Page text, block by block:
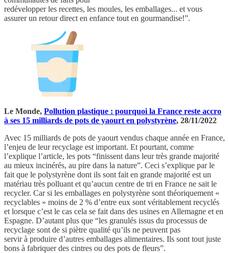
redévelopper les recettes, les moules, les emballages... et vous
assurer un retour direct en enfance tout en gourmandise!”.
Le Monde, Pollution plastique : pourquoi la France reste accro
à ses 15 milliards de pots de yaourt en polystyrène, 28/11/2022
Avec 15 milliards de pots de yaourt vendus chaque année en France,
l’enjeu de leur recyclage est important. Et pourtant, comme
l’explique l’article, les pots “finissent dans leur très grande majorité
au mieux incinérés, au pire dans la nature”. Ceci s’explique par le
fait que le polystyrène dont ils sont fait en grande majorité est un
matériau très polluant et qu’aucun centre de tri en France ne sait le
recycler. Car si les emballages en polystyrène sont théoriquement «
recyclables » moins de 2 % d’entre eux sont véritablement recyclés
et lorsque c’est le cas cela se fait dans des usines en Allemagne et en
Espagne. D’autant plus que “les granulés issus du processus de
recyclage sont de si piètre qualité qu’ils ne peuvent pas
servir à produire d’autres emballages alimentaires. Ils sont tout juste
bons à fabriquer des cintres ou des pots de fleurs”.